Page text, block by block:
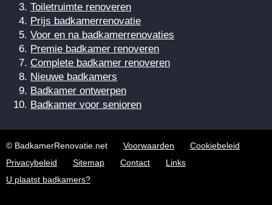
Toiletruimte renoveren
Prijs badkamerrenovatie
Voor en na badkamerrenovaties
Premie badkamer renoveren
Complete badkamer renoveren
Nieuwe badkamers
Badkamer ontwerpen
Badkamer voor senioren
© BadkamerRenovatie.net Voorwaarden
Cookiebeleid
Privacybeleid
Sitemap Contact
Links
U plaatst badkamers?